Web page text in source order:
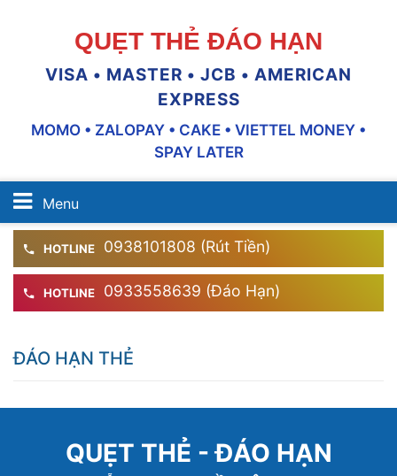
QUẸT THẺ ĐÁO HẠN
VISA • MASTER • JCB • AMERICAN
EXPRESS
MOMO • ZALOPAY • CAKE • VIETTEL MONEY •
SPAY LATER
Menu
HOTLINE 0938101808 (Rút Tiền)
HOTLINE 0933558639 (Đáo Hạn)
ĐÁO HẠN THẺ
QUẸT THẺ - ĐÁO HẠN